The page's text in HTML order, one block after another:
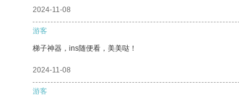
2024-11-08
游客
梯子神器，ins随便看，美美哒！
2024-11-08
游客